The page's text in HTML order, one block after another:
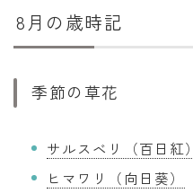
8月の歳時記
季節の草花
サルスベリ（百日紅）
ヒマワリ（向日葵）